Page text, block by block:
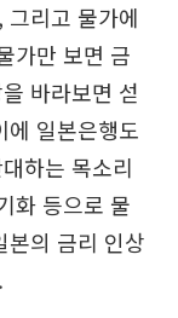
리고 물가에
가만 보면 금
바라보면 섣
에 일본은행도
하는 목소리
화 등으로 물
본의 금리 인상